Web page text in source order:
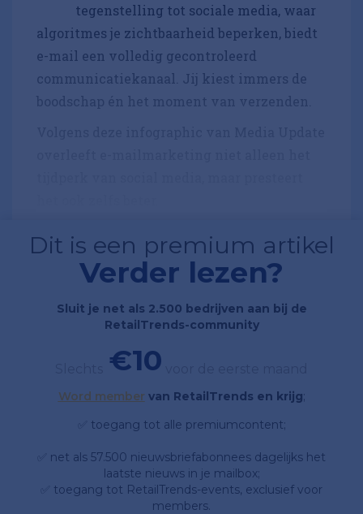
tegenstelling tot sociale media, waar
algoritmes je zichtbaarheid beperken, biedt
e-mail een volledig gecontroleerd
communicatiekanaal. Jij kiest immers de
boodschap én het moment van verzenden.
Dit is een premium artikel
Verder lezen?
Sluit je net als 2.500 bedrijven aan bij de
RetailTrends-community
€10
Word member van RetailTrends en krijg;
✅ toegang tot alle premiumcontent;
✅ net als 57.500 nieuwsbriefabonnees dagelijks het
laatste nieuws in je mailbox;
✅ toegang tot RetailTrends-events, exclusief voor
members.